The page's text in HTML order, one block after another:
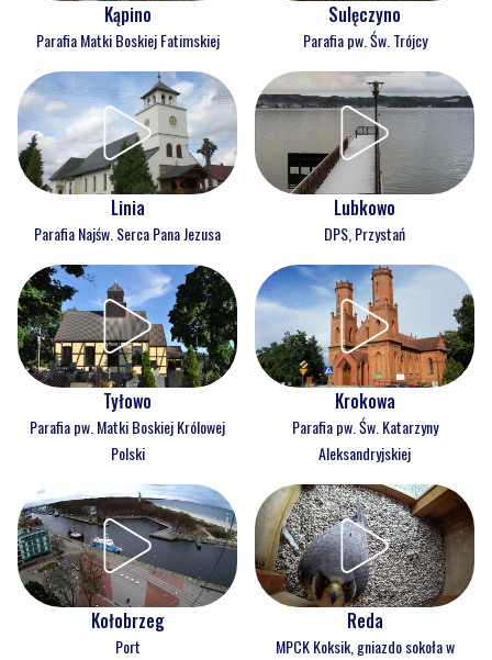
Kąpino
Parafia Matki Boskiej Fatimskiej
Sulęczyno
Parafia pw. Św. Trójcy
Linia
Parafia Najśw. Serca Pana Jezusa
Lubkowo
DPS, Przystań
Tyłowo
Parafia pw. Matki Boskiej Królowej
Polski
Krokowa
Parafia pw. Św. Katarzyny
Aleksandryjskiej
Kołobrzeg
Port
Reda
MPCK Koksik, gniazdo sokoła w